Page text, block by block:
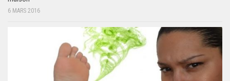
6 MARS 2016